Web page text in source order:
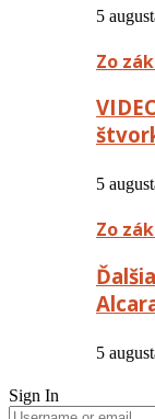
5
Zo
5
Zo
5
Sign In